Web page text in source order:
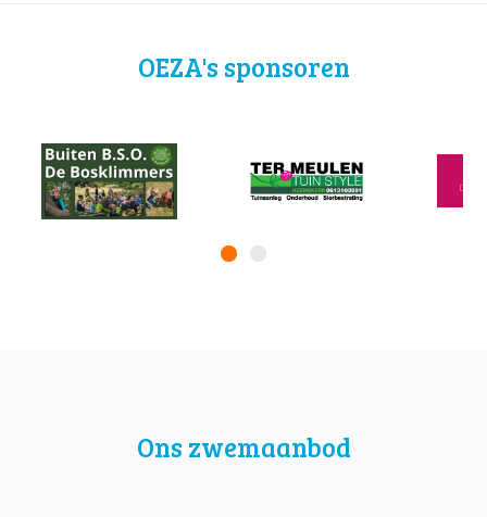
OEZA's sponsoren
Ons zwemaanbod